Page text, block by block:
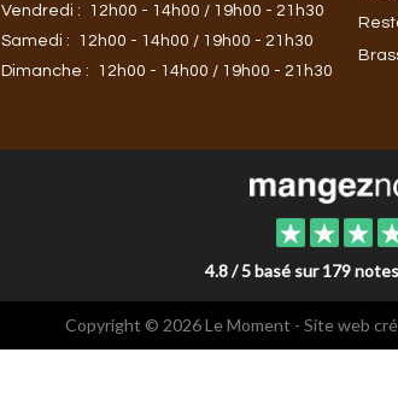
Vendredi :
12h00 - 14h00 / 19h00 - 21h30
Samedi :
12h00 - 14h00 / 19h00 - 21h30
Dimanche :
12h00 - 14h00 / 19h00 - 21h30
4.8 / 5 basé sur 179
Copyright © 2026 Le Moment - Site web